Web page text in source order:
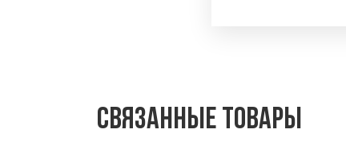
Связанные товары